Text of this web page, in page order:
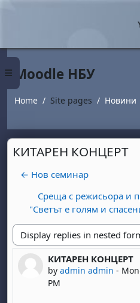
Side panel
Moodle НБУ
Home Site pages Новини
КИТАРЕН КОНЦЕРТ
← Нов семинар
Среща с режисьора и
"Светът е голям и
Display mode
КИТАРЕН КОНЦЕРТ
by admin admin -
PM
Number of replies: 0